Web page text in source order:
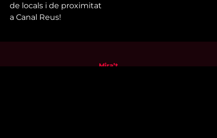
de locals i de proximitat
a Canal Reus!
Mira’t